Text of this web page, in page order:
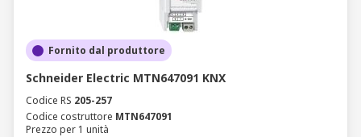
Fornito dal produttore
Schneider Electric MTN647091 KNX
Codice RS 205-257
Codice costruttore MTN647091
Prezzo per 1 unità